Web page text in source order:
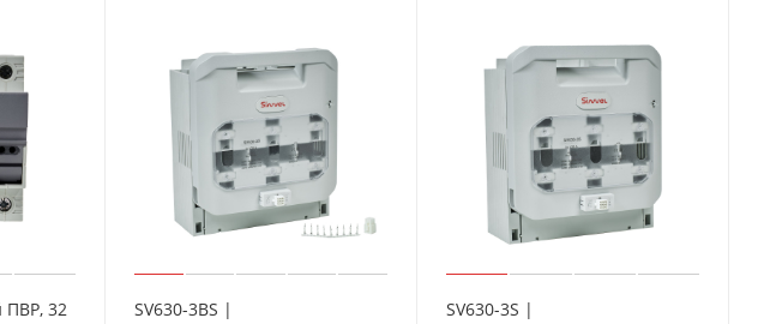
ПВР, 32
SV630-3BS |
SV630-3S |